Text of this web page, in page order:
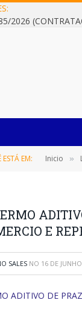
ESTÁ EM: Inicio »
E
SALES NO 16 DE
ADITIVO DE